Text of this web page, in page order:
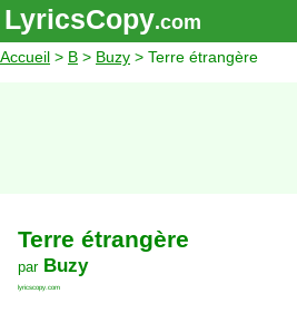
LyricsCopy.com
Accueil > B > Buzy > Terre étrangère
Terre étrangère
par Buzy
lyricscopy.com